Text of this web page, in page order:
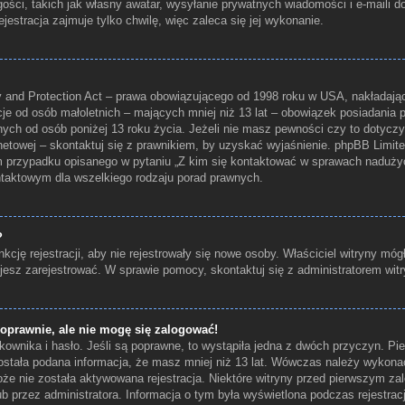
takich jak własny awatar, wysyłanie prywatnych wiadomości i e-maili
zajmuje tylko chwilę, więc zaleca się jej wykonanie.
Protection Act – prawa obowiązującego od 1998 roku w USA,
od osób małoletnich – mających mniej niż 13 lat – obowiązek posiadania
od osób poniżej 13 roku życia. Jeżeli nie masz pewności czy to
– skontaktuj się z prawnikiem, by uzyskać wyjaśnienie. phpBB
opisanego w pytaniu „Z kim się kontaktować w sprawach
dla wszelkiego rodzaju porad prawnych.
rejestracji, aby nie rejestrowały się nowe osoby. Właściciel witryny
zarejestrować. W sprawie pomocy, skontaktuj się z administratorem
ale nie mogę się zalogować!
i hasło. Jeśli są poprawne, to wystąpiła jedna z dwóch przyczyn.
podana informacja, że masz mniej niż 13 lat. Wówczas należy
nie została aktywowana rejestracja. Niektóre witryny przed pierwszym
przez administratora. Informacja o tym była wyświetlona podczas